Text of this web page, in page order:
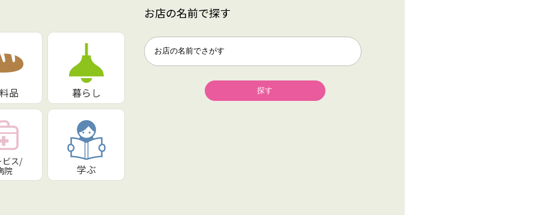
品 暮らし
ビス/
院
学ぶ
お店の名前で探す